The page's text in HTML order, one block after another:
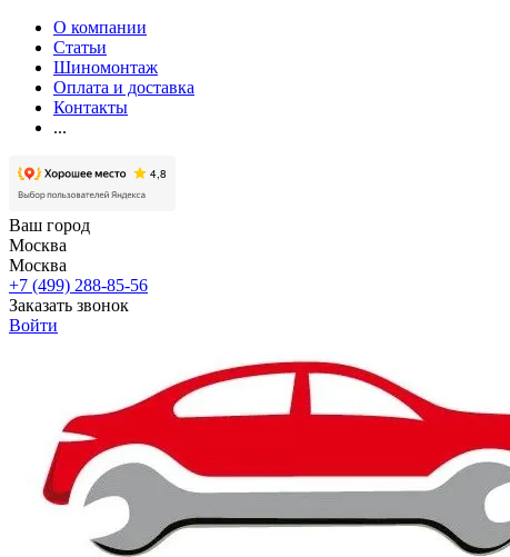
О компании
Статьи
Шиномонтаж
Оплата и доставка
Контакты
...
Ваш город
Москва
Москва
+7 (499) 288-85-56
Заказать звонок
Войти